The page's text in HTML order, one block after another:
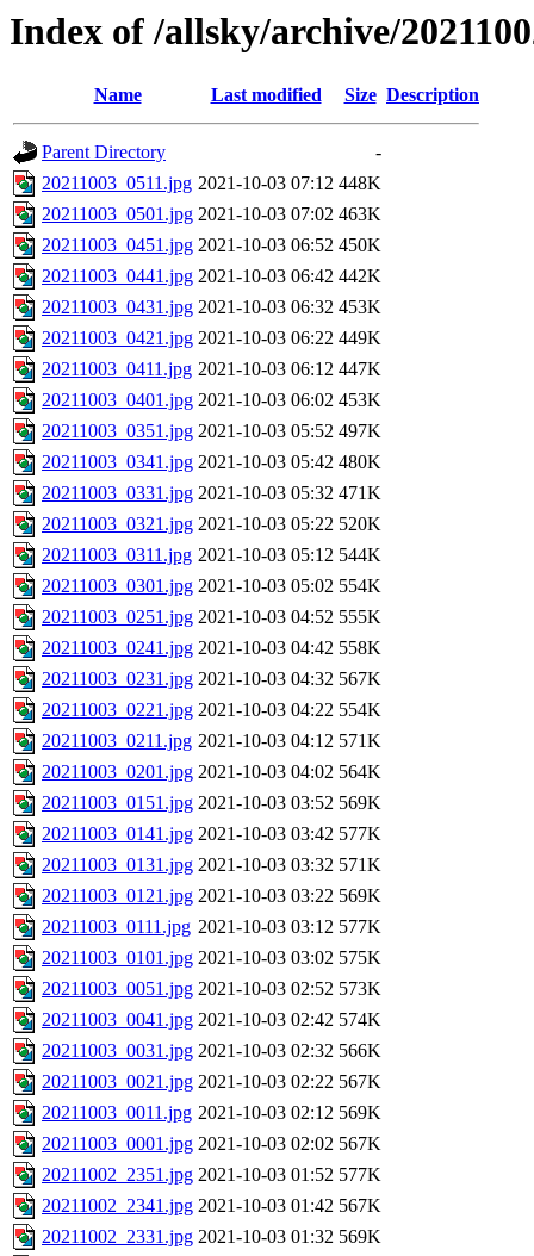
Index of /allsky/archive/
Name Last modified Size Description
Parent Directory
-
20211003_0511.jpg 2021-10-03 07:12 448K
20211003_0501.jpg 2021-10-03 07:02 463K
20211003_0451.jpg 2021-10-03 06:52 450K
20211003_0441.jpg 2021-10-03 06:42 442K
20211003_0431.jpg 2021-10-03 06:32 453K
20211003_0421.jpg 2021-10-03 06:22 449K
20211003_0411.jpg 2021-10-03 06:12 447K
20211003_0401.jpg 2021-10-03 06:02 453K
20211003_0351.jpg 2021-10-03 05:52 497K
20211003_0341.jpg 2021-10-03 05:42 480K
20211003_0331.jpg 2021-10-03 05:32 471K
20211003_0321.jpg 2021-10-03 05:22 520K
20211003_0311.jpg 2021-10-03 05:12 544K
20211003_0301.jpg 2021-10-03 05:02 554K
20211003_0251.jpg 2021-10-03 04:52 555K
20211003_0241.jpg 2021-10-03 04:42 558K
20211003_0231.jpg 2021-10-03 04:32 567K
20211003_0221.jpg 2021-10-03 04:22 554K
20211003_0211.jpg 2021-10-03 04:12 571K
20211003_0201.jpg 2021-10-03 04:02 564K
20211003_0151.jpg 2021-10-03 03:52 569K
20211003_0141.jpg 2021-10-03 03:42 577K
20211003_0131.jpg 2021-10-03 03:32 571K
20211003_0121.jpg 2021-10-03 03:22 569K
20211003_0111.jpg 2021-10-03 03:12 577K
20211003_0101.jpg 2021-10-03 03:02 575K
20211003_0051.jpg 2021-10-03 02:52 573K
20211003_0041.jpg 2021-10-03 02:42 574K
20211003_0031.jpg 2021-10-03 02:32 566K
20211003_0021.jpg 2021-10-03 02:22 567K
20211003_0011.jpg 2021-10-03 02:12 569K
20211003_0001.jpg 2021-10-03 02:02 567K
20211002_2351.jpg 2021-10-03 01:52 577K
20211002_2341.jpg 2021-10-03 01:42 567K
20211002_2331.jpg 2021-10-03 01:32 569K